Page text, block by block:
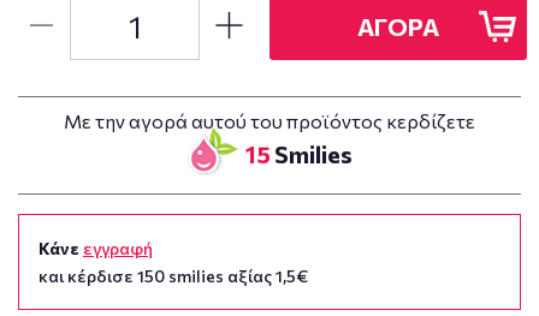
ΑΓΟΡΑ
Με την αγορά αυτού του προϊόντος κερδίζετε
15 Smilies
Κάνε εγγραφή
και κέρδισε 150 smilies αξίας 1,5€